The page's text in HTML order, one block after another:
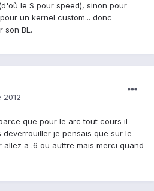
le S pour speed), sinon pour
un kernel custom... donc
son BL.
2012
que pour le arc tout cours il
deverrouiller je pensais que sur le
a .6 ou auttre mais merci quand